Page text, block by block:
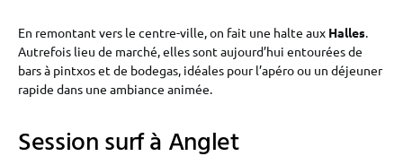
En remontant vers le centre-ville, on fait une halte aux Halles.
Autrefois lieu de marché, elles sont aujourd’hui entourées de
bars à pintxos et de bodegas, idéales pour l’apéro ou un déjeuner
rapide dans une ambiance animée.
Session surf à Anglet